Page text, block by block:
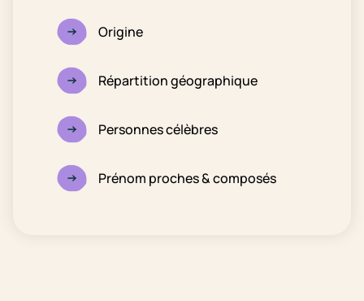
Origine
Répartition géographique
Personnes célèbres
Prénom proches & composés